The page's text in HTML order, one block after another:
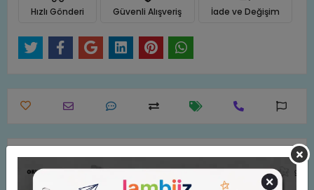
Hızlı Gönderi Güvenli Alışveriş İade ve Değişim
Taksit Seçenekleri
Yorumlar